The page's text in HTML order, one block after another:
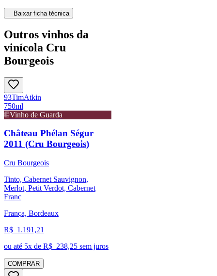
Baixar ficha técnica
Outros vinhos da
vinícola Cru
Bourgeois
93TimAtkin
750ml
Vinho de Guarda
Château Phélan Ségur
2011 (Cru Bourgeois)
Cru Bourgeois
Tinto, Cabernet Sauvignon,
Merlot, Petit Verdot, Cabernet
Franc
França, Bordeaux
R$ 1.191,21
ou até 5x de R$ 238,25 sem juros
COMPRAR